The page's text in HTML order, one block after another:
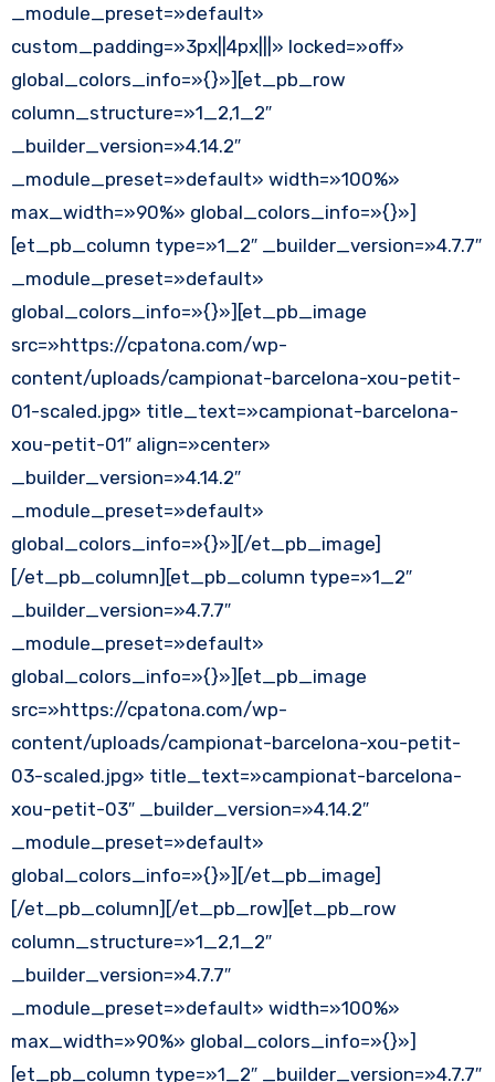
_module_preset=»default»
custom_padding=»3px||4px|||» locked=»off»
global_colors_info=»{}»][et_pb_row
column_structure=»1_2,1_2″
_builder_version=»4.14.2″
_module_preset=»default» width=»100%»
max_width=»90%» global_colors_info=»{}»]
[et_pb_column type=»1_2″ _builder_version=»4.7.7″
_module_preset=»default»
global_colors_info=»{}»][et_pb_image
src=»https://cpatona.com/wp-
content/uploads/campionat-barcelona-xou-petit-
01-scaled.jpg» title_text=»campionat-barcelona-
xou-petit-01″ align=»center»
_builder_version=»4.14.2″
_module_preset=»default»
global_colors_info=»{}»][/et_pb_image]
[/et_pb_column][et_pb_column type=»1_2″
_builder_version=»4.7.7″
_module_preset=»default»
global_colors_info=»{}»][et_pb_image
src=»https://cpatona.com/wp-
content/uploads/campionat-barcelona-xou-petit-
03-scaled.jpg» title_text=»campionat-barcelona-
xou-petit-03″ _builder_version=»4.14.2″
_module_preset=»default»
global_colors_info=»{}»][/et_pb_image]
[/et_pb_column][/et_pb_row][et_pb_row
column_structure=»1_2,1_2″
_builder_version=»4.7.7″
_module_preset=»default» width=»100%»
max_width=»90%» global_colors_info=»{}»]
[et_pb_column type=»1_2″ _builder_version=»4.7.7″